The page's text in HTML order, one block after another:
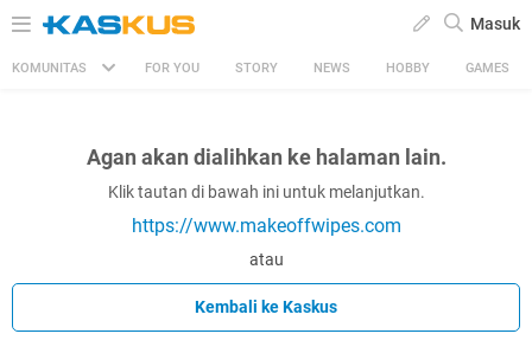
Masuk
KOMUNITAS FOR YOU STORY NEWS HOBBY GAMES
Agan akan dialihkan ke halaman lain.
Klik tautan di bawah ini untuk melanjutkan.
https://www.makeoffwipes.com
atau
Kembali ke Kaskus